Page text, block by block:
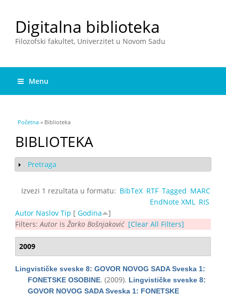
Digitalna biblioteka
Filozofski fakultet, Univerzitet u Novom Sadu
Menu
You are here
Početna » Biblioteka
BIBLIOTEKA
Show
Pretraga
Izvezi 1 rezultata u formatu: BibTeX RTF Tagged MARC
EndNote XML
RIS
Autor Naslov Tip [ Godina
]
Filters: Autor is Žarko Bošnjaković [Clear All Filters]
2009
Lingvističke sveske 8: GOVOR NOVOG SADA Sveska 1:
FONETSKE OSOBINE. (2009). Lingvističke sveske 8:
GOVOR NOVOG SADA Sveska 1: FONETSKE